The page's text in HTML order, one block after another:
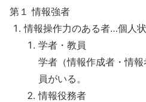
第１ 情報強者
情報操作力のある者…個人
学者・教員
学者（情報作成者・情
員がいる。
情報役務者